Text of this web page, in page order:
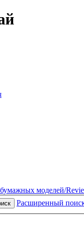
моделей/
Расширенный